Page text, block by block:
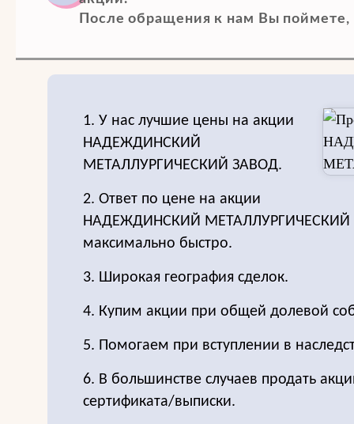
После обращения к нам Вы поймете,
1. У нас лучшие цены на акции
НАДЕЖДИНСКИЙ
МЕТАЛЛУРГИЧЕСКИЙ ЗАВОД.
2. Ответ по цене на акции
НАДЕЖДИНСКИЙ МЕТАЛЛУРГИЧЕСКИЙ
максимально быстро.
3. Широкая география сделок.
4. Купим акции при общей долевой
5. Помогаем при вступлении в
6. В большинстве случаев продать
сертификата/выписки.